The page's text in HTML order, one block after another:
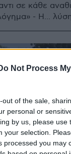
Not Process
out of the sale,
personal or
by us, please use
your selection.
processed you may
σε κάθε
- Η...